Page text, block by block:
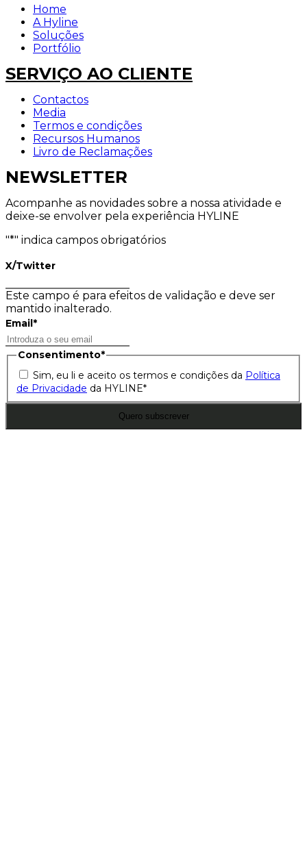
Home
A Hyline
Soluções
Portfólio
SERVIÇO AO CLIENTE
Contactos
Media
Termos e condições
Recursos Humanos
Livro de Reclamações
NEWSLETTER
Acompanhe as novidades sobre a nossa atividade e
deixe-se envolver pela experiência HYLINE
"*" indica campos obrigatórios
X/Twitter
Este campo é para efeitos de validação e deve ser
mantido inalterado.
Email *
Consentimento*
Sim, eu li e aceito os termos e condições da Política
de Privacidade da HYLINE*
Quero subscrever